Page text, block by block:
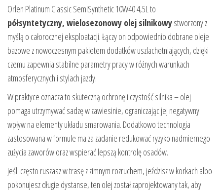
Orlen Platinum Classic SemiSynthetic 10W40 4,5L to
półsyntetyczny, wielosezonowy olej silnikowystworzony z
myślą o całorocznej eksploatacji. Łączy on odpowiednio dobrane oleje
bazowe z nowoczesnym pakietem dodatków uszlachetniających, dzięki
czemu zapewnia stabilne parametry pracy w różnych warunkach
atmosferycznych i stylach jazdy.
W praktyce oznacza to skuteczną ochronę i czystość silnika – olej
pomaga utrzymywać sadzę w zawiesinie, ograniczając jej negatywny
wpływ na elementy układu smarowania. Dodatkowo technologia
zastosowana w formule ma za zadanie redukować ryzyko nadmiernego
zużycia zaworów oraz wspierać lepszą kontrolę osadów.
Jeśli często ruszasz w trasę z zimnym rozruchem, jeździsz w korkach albo
pokonujesz długie dystanse, ten olej został zaprojektowany tak, aby